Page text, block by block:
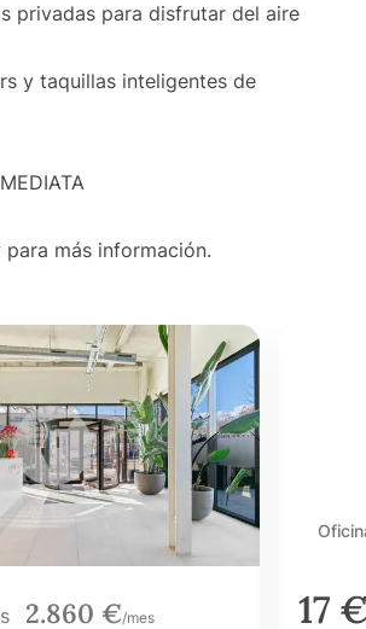
privadas para disfrutar del aire
y taquillas inteligentes de
más información.
2.860 €/mes 17